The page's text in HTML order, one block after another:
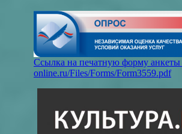
Ссылка на печатную форму анкеты
online.ru/Files/Forms/Form3559.pdf